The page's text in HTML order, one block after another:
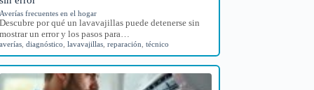
Averías frecuentes en el hogar
Descubre por qué un lavavajillas puede detenerse sin
mostrar un error y los pasos para…
averías ,diagnóstico ,lavavajillas ,reparación ,técnico